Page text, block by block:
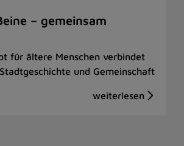
– gemeinsam
für ältere Menschen verbindet
und Gemeinschaft